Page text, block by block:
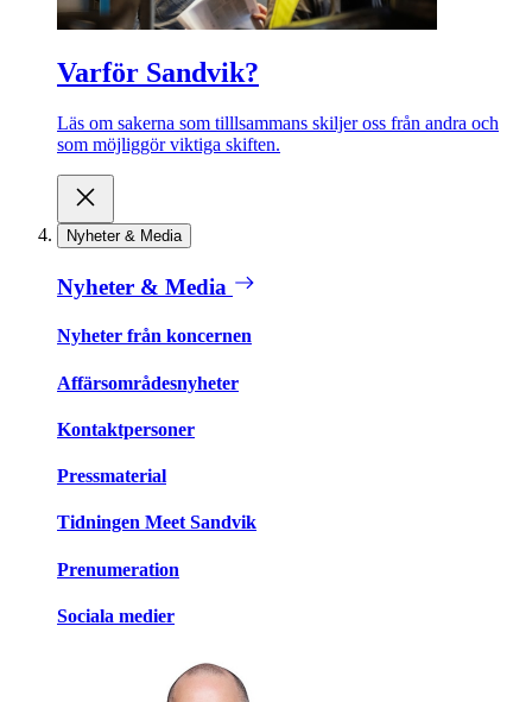
Varför Sandvik?
Läs om sakerna som tilllsammans skiljer oss från andra och
som möjliggör viktiga skiften.
Nyheter & Media
Nyheter & Media
Nyheter från koncernen
Affärsområdesnyheter
Kontaktpersoner
Pressmaterial
Tidningen Meet Sandvik
Prenumeration
Sociala medier